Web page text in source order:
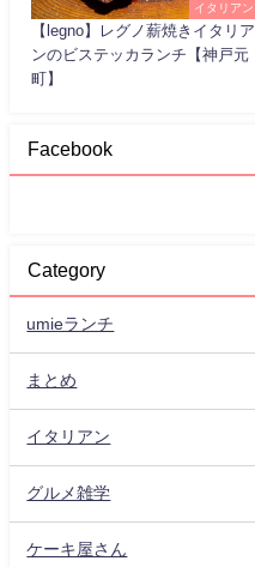
イタリアン
【legno】レグノ薪焼きイタリア
ンのビステッカランチ【神戸元
町】
Facebook
Category
umieランチ
まとめ
イタリアン
グルメ雑学
ケーキ屋さん